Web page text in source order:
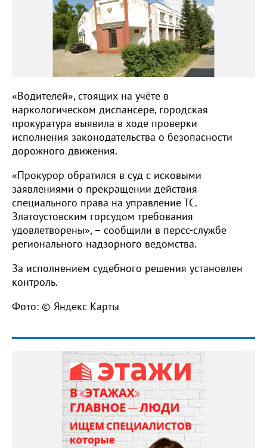
«Водителей», стоящих на учёте в
наркологическом диспансере, городская
прокуратура выявила в ходе проверки
исполнения законодательства о безопасности
дорожного движения.
«Прокурор обратился в суд с исковыми
заявлениями о прекращении действия
специального права на управление ТС.
Златоустовским горсудом требования
удовлетворены», – сообщили в персс-службе
регионального надзорного ведомства.
За исполнением судебного решения установлен
контроль.
Фото: © Яндекс Карты